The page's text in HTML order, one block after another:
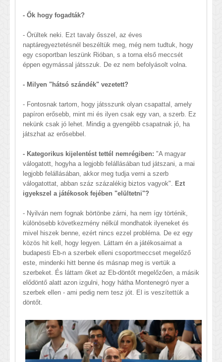
- Ők hogy fogadták?
- Örültek neki. Ezt tavaly ősszel, az éves
naptáregyeztetésnél beszéltük meg, még nem tudtuk, hogy
egy csoportban leszünk Rióban, s a torna első meccsét
éppen egymással játsszuk. De ez nem befolyásolt volna.
- Milyen "hátsó szándék" vezetett?
- Fontosnak tartom, hogy játsszunk olyan csapattal, amely
papíron erősebb, mint mi és ilyen csak egy van, a szerb. Ez
nekünk csak jó lehet. Mindig a gyengébb csapatnak jó, ha
játszhat az erősebbel.
- Kategorikus kijelentést tettél nemrégiben: "A magyar
válogatott, hogyha a legjobb felállásában tud játszani, a mai
legjobb felállásában, akkor meg tudja verni a szerb
válogatottat, abban száz százalékig biztos vagyok". Ezt
igyekszel a játékosok fejében "elültetni"?
- Nyilván nem fognak börtönbe zárni, ha nem így történik,
különösebb következmény nélkül mondhatok ilyeneket és
mivel hiszek benne, ezért nincs ezzel probléma. De ez egy
közös hit kell, hogy legyen. Láttam én a játékosaimat a
budapesti Eb-n a szerbek elleni csoportmeccset megelőző
este, mindenki hitt benne és másnap meg is vertük a
szerbeket. És láttam őket az Eb-döntőt megelőzően, a másik
elődöntő alatt azon izgulni, hogy hátha Montenegró nyer a
szerbek ellen - ami pedig nem tesz jót. El is veszítettük a
döntőt.